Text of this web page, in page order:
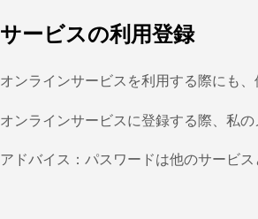
サービスの利用登録
オンラインサービスを利用する際にも
オンラインサービスに登録する際、私
アドバイス：パスワードは他のサービ